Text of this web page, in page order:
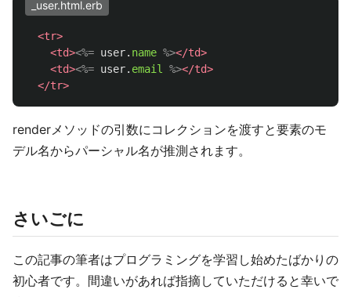
_user.html.erb
<tr>
<td><%= user. name %></td>
<td><%= user. email %></td>
</tr>
renderメソッドの引数にコレクションを渡すと要素のモ
デル名からパーシャル名が推測されます。
さいごに
この記事の筆者はプログラミングを学習し始めたばかりの
初心者です。間違いがあれば指摘していただけると幸いで